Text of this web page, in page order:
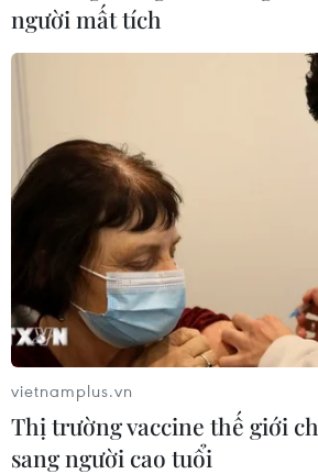
Dự án hoàn thành và đi vào vận hành
tuyến vành đai 2 tại khu vực, giảm ùn
đường Trường Chinh, Đại La, Minh
người mất tích
vietnamplus.vn
Thị trường vaccine thế giới
sang người cao tuổi